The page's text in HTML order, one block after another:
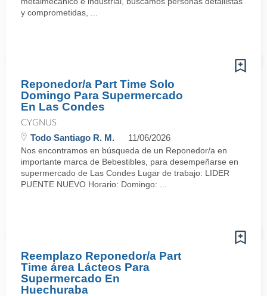
y comprometidas, ...
Reponedor/a Part Time Solo
Domingo Para Supermercado
En Las Condes
CYGNUS
Todo Santiago R. M. 11/06/2026
Nos encontramos en búsqueda de un Reponedor/a en
importante marca de Bebestibles, para desempeñarse en
supermercado de Las Condes Lugar de trabajo: LIDER
PUENTE NUEVO Horario: Domingo: ...
Reemplazo Reponedor/a Part
Time área Lácteos Para
Supermercado En
Huechuraba